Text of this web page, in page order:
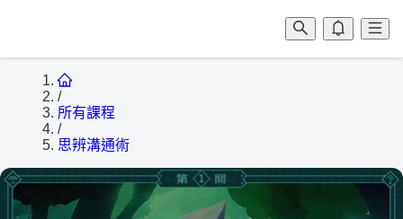
/
所有課程
/
思辨溝通術